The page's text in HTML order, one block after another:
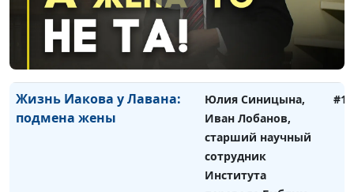
старший научный
сотрудник Института
перевода Библии
им. М.П. Кулакова
Жизнь Иакова у Лавана:
подмена жены
Юлия Синицына,
Иван Лобанов,
старший научный
сотрудник
Института